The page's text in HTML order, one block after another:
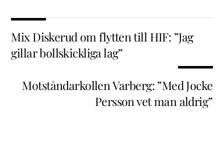
Mix Diskerud om flytten till HIF: ”Jag
gillar bollskickliga lag”
Motståndarkollen Varberg: ”Med Jocke
Persson vet man aldrig”